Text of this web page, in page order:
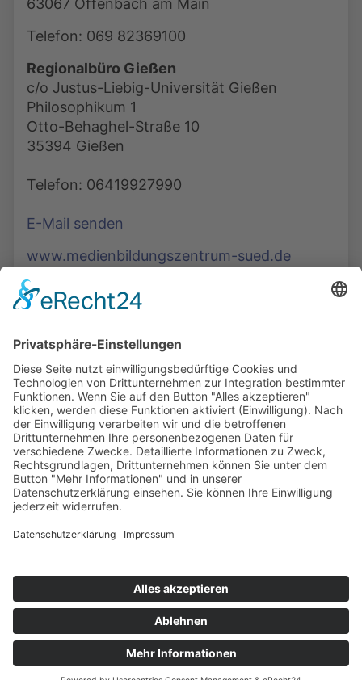
Telefon: 069 82369100
Regionalbüro Gießen
c/o Justus-Liebig-Universität Gießen
Philosophikum 1
Otto-Behaghel-Straße 10
35394 Gießen
Telefon: 06419927990
E-Mail senden
www.medienbildungszentrum-sued.de
Podcasts, Themen und Informationen.
Entdecken Sie unser Forum für Medien, Bildung
und Demokratie - jederzeit und überall
verfügbar.
Mehr erfahren
COOKIE-EINSTELLUNGEN